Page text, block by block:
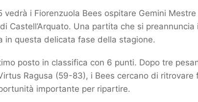
i Fiorenzuola Bees ospitare Gemini Mestre
Castell’Arquato. Una partita che si preannuncia
in questa delicata fase della stagione.
posto in classifica con 6 punti. Dopo tre
Ragusa (59-83), i Bees cercano di ritrovare
importante per ripartire.